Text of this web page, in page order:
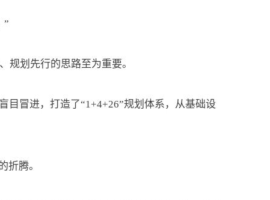
”
划先行的思路至为重要。
冒进，打造了“1+4+26”规划体系，从基础设
腾。